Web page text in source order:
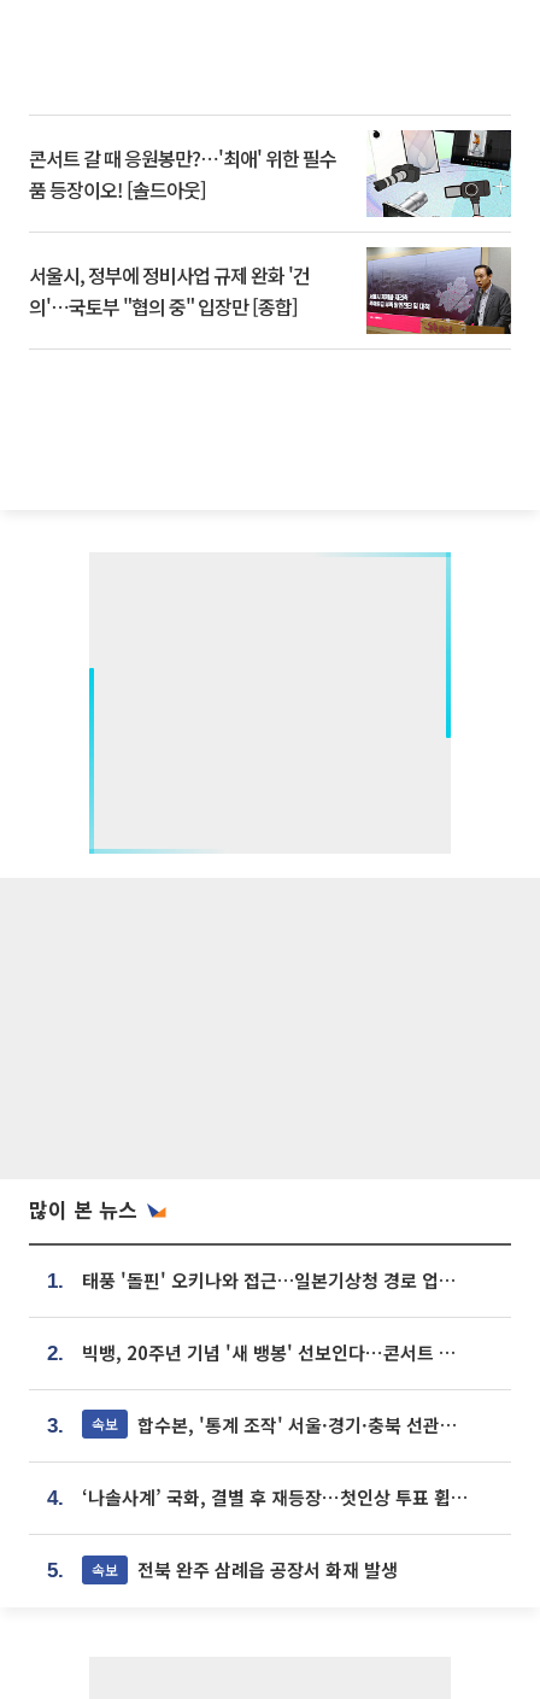
콘서트 갈 때 응원봉만?⋯'최애' 위한 필수
품 등장이오! [솔드아웃]
서울시, 정부에 정비사업 규제 완화 '건
의'⋯국토부 "협의 중" 입장만 [종합]
많이 본 뉴스
1. 태풍 '돌핀' 오키나와 접근…일본기상청 경로 업데이트
2. 빅뱅, 20주년 기념 '새 뱅봉' 선보인다⋯콘서트 앞두고 팝업 개최
3. 속보 합수본, '통계 조작' 서울·경기·충북 선관위 등 추가 압수수색
4. ‘나솔사계’ 국화, 결별 후 재등장⋯첫인상 투표 휩쓸고 ‘인기녀’ 등극
5. 속보 전북 완주 삼례읍 공장서 화재 발생